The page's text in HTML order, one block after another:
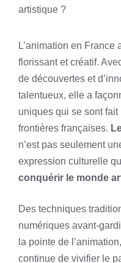
artistique ?
L’animation en
florissant et créatif.
de découvertes et
talentueux, elle a
uniques qui se sont
frontières françaises.
n’est pas seulement
expression culturelle
conquérir le monde
Des techniques
numériques avant-
la pointe de
continue de vivifier le